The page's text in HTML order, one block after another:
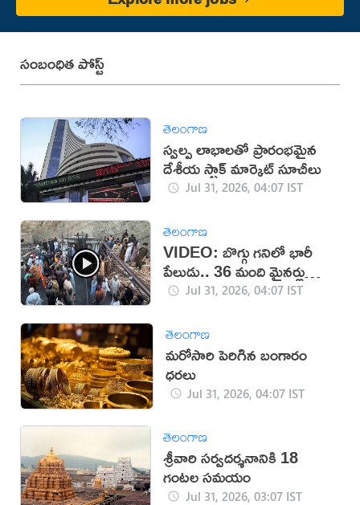
సంబంధిత పోస్ట్
తెలంగాణ
స్వల్ప లాభాలతో ప్రారంభమైన
దేశీయ స్టాక్ మార్కెట్ సూచీలు
Jul 31, 2026, 04:07 IST
తెలంగాణ
VIDEO: బొగ్గు గనిలో భారీ
పేలుడు.. 36 మంది మైనర్లు
మృతిJul 31, 2026, 04:07 IST
తెలంగాణ
మరోసారి పెరిగిన బంగారం
ధరలు
Jul 31, 2026, 04:07 IST
తెలంగాణ
శ్రీవారి సర్వదర్శనానికి 18
గంటల సమయం
Jul 31, 2026, 03:07 IST